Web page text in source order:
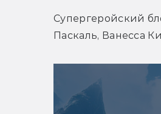
Супергеройский
Паскаль, Ванесса